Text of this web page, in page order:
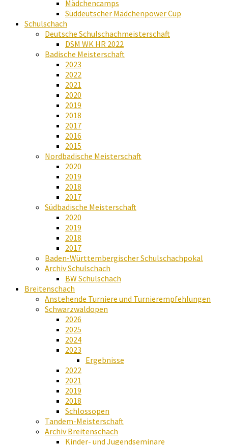
Mädchencamps
Süddeutscher Mädchenpower Cup
Schulschach
Deutsche Schulschachmeisterschaft
DSM WK HR 2022
Badische Meisterschaft
2023
2022
2021
2020
2019
2018
2017
2016
2015
Nordbadische Meisterschaft
2020
2019
2018
2017
Südbadische Meisterschaft
2020
2019
2018
2017
Baden-Württembergischer Schulschachpokal
Archiv Schulschach
BW Schulschach
Breitenschach
Anstehende Turniere und Turnierempfehlungen
Schwarzwaldopen
2026
2025
2024
2023
Ergebnisse
2022
2021
2019
2018
Schlossopen
Tandem-Meisterschaft
Archiv Breitenschach
Kinder- und Jugendseminare